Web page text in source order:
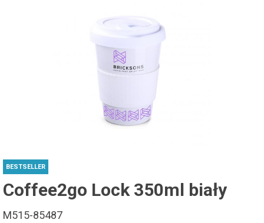
BESTSELLER
Coffee2go Lock 350ml biały
M515-85487